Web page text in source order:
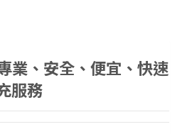
業、安全、便宜、快速
服務